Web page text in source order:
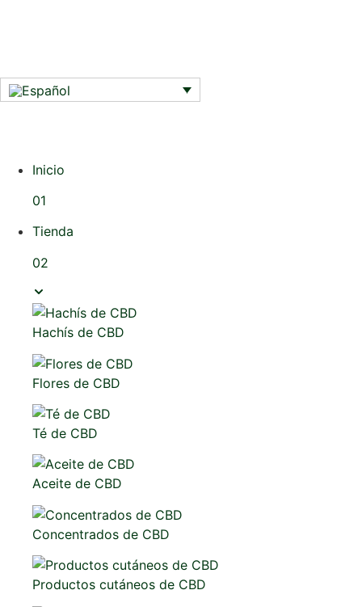
Inicio
01
Tienda
02
Hachís de CBD
Flores de CBD
Té de CBD
Aceite de CBD
Concentrados de CBD
Productos cutáneos de CBD